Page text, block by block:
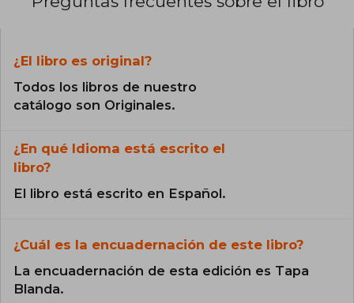
¿El libro es original?
Todos los libros de nuestro
catálogo son Originales.
¿En qué Idioma está escrito el
libro?
El libro está escrito en Español.
¿Cuál es la encuadernación de este libro?
La encuadernación de esta edición es Tapa
Blanda.